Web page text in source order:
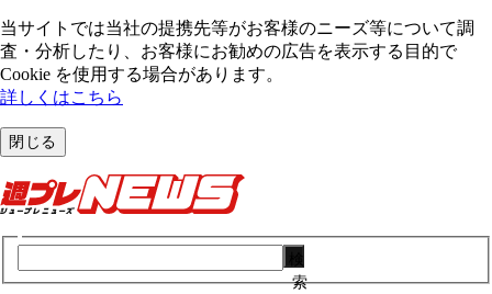
当サイトでは当社の提携先等がお客様のニーズ等について調
査・分析したり、お客様にお勧めの広告を表⽰する⽬的で
Cookie を使⽤する場合があります。
詳しくはこちら
閉じる
索